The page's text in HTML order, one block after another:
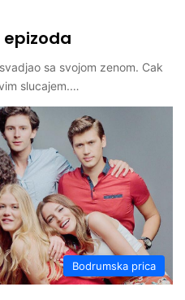
sa svojom zenom. Cak
slucajem.…
Bodrumska prica